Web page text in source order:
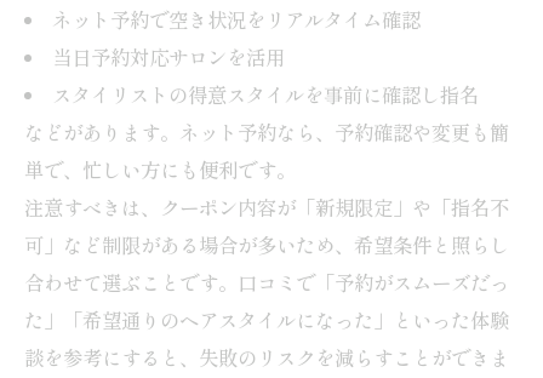
ネット予約で空き状況をリアルタイム確認
当日予約対応サロンを活用
スタイリストの得意スタイルを事前に確認し指名
などがあります。ネット予約なら、予約確認や変更も簡
単で、忙しい方にも便利です。
注意すべきは、クーポン内容が「新規限定」や「指名不
可」など制限がある場合が多いため、希望条件と照らし
合わせて選ぶことです。口コミで「予約がスムーズだっ
た」「希望通りのヘアスタイルになった」といった体験
談を参考にすると、失敗のリスクを減らすことができま